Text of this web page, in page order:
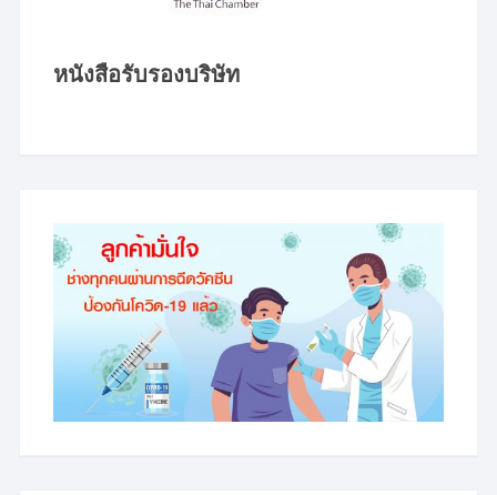
หนังสือรับรองบริษัท